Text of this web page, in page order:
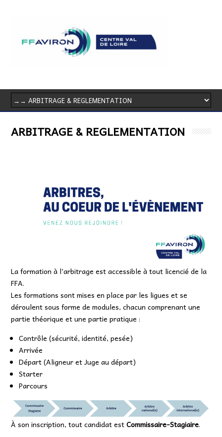
ARBITRAGE & REGLEMENTATION
La formation à l’arbitrage est accessible à tout licencié de la
FFA.
Les formations sont mises en place par les ligues et se
déroulent sous forme de modules, chacun comprenant une
partie théorique et une partie pratique :
Contrôle (sécurité, identité, pesée)
Arrivée
Départ (Aligneur et Juge au départ)
Starter
Parcours
À son inscription, tout candidat estCommissaire-Stagiaire.